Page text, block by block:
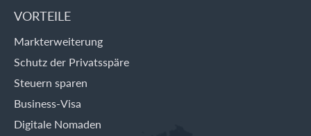
VORTEILE
Markterweiterung
Schutz der Privatsspäre
Steuern sparen
Business-Visa
Digitale Nomaden